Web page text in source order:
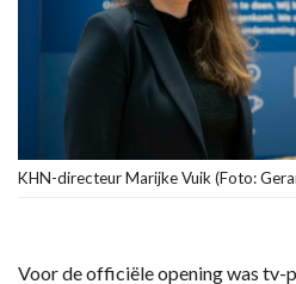
KHN-directeur Marijke Vuik (Foto:
Voor de officiële opening was tv-